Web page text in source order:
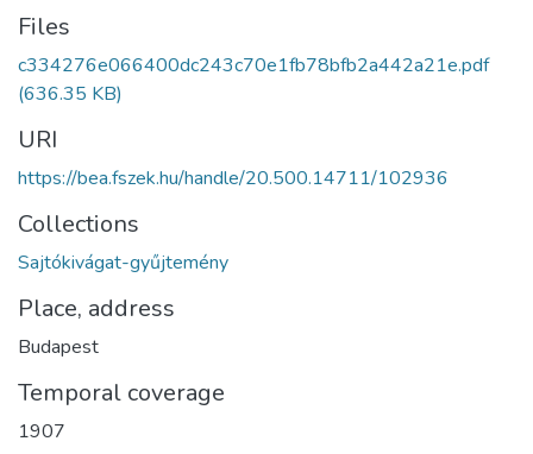
Files
c334276e066400dc243c70e1fb78bfb2a442a21e.pdf
(636.35 KB)
URI
https://bea.fszek.hu/handle/20.500.14711/102936
Collections
Sajtókivágat-gyűjtemény
Place, address
Budapest
Temporal coverage
1907